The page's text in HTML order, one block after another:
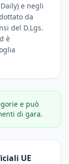
e negli
da
del D.Lgs.
è
e può
di gara.
UE